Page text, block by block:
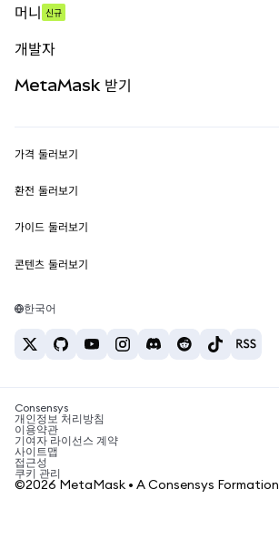
무기한 선물
실물자산
머니 신규
개발자
MetaMask Connect
Snaps
웹3 서비스
MetaMask 받기
보안
고객 지원
채용
가격 둘러보기
이더리움 가격
솔라나 가격
테더 가격
환전 둘러보기
ETH를 USD로 환전
USDT를 INR로 환전
BTC를 INR로 환전
ETH를 USDT로 환전
가이드 둘러보기
ETH 매수
USDT 매수
SHIB 매수
BNB 매수
콘텐츠 둘러보기
솔라나 지갑
암호화폐 세금 뉴스
암호화폐 매수 방법
비트코인 매도 방법
한국어
Consensys
개인정보 처리방침
이용약관
기여자 라이선스 계약
사이트맵
접근성
쿠키 관리
©2026 MetaMask • A Consensys Formation